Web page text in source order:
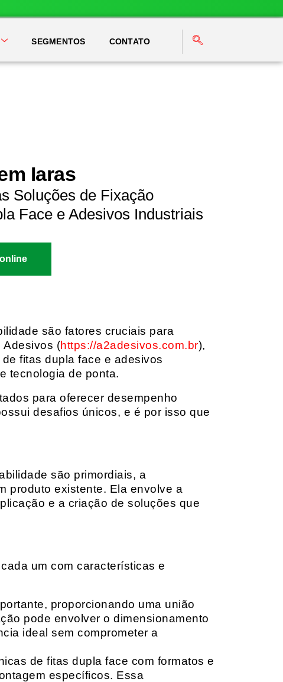
SEGMENTOS CONTATO
Iaras
Soluções de Fixação
Face e Adesivos Industriais
são fatores cruciais para
Adesivos (https://a2adesivos.com.br),
fitas dupla face e adesivos
tecnologia de ponta.
para oferecer desempenho
desafios únicos, e é por isso que
são primordiais, a
produto existente. Ela envolve a
e a criação de soluções que
um com características e
proporcionando uma união
pode envolver o dimensionamento
ideal sem comprometer a
de fitas dupla face com formatos e
específicos. Essa